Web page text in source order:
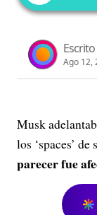
Ago 12,
Musk
los ‘spaces’
parecer fue